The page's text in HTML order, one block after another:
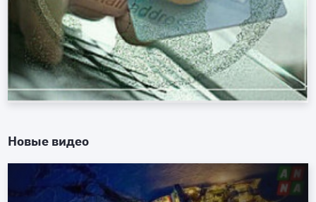
Новые видео